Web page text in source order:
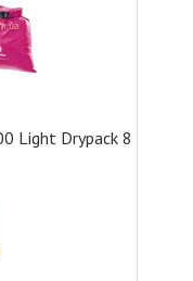
Light Drypack 8